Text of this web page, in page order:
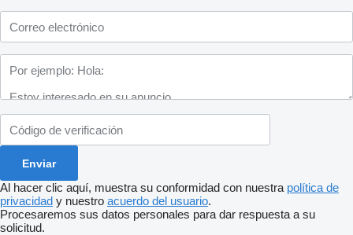
Al hacer clic aquí, muestra su conformidad con nuestra política de
privacidad y nuestro acuerdo del usuario.
Procesaremos sus datos personales para dar respuesta a su
solicitud.